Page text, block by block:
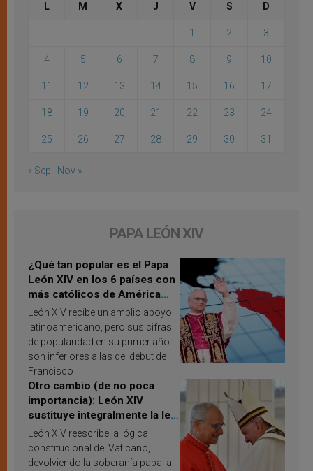
L M X J V S D
1 2 3
4 5 6 7 8 9 10
11 12 13 14 15 16 17
18 19 20 21 22 23 24
25 26 27 28 29 30 31
« Sep Nov »
PAPA LEÓN XIV
¿Qué tan popular es el Papa
León XIV en los 6 países con
más católicos de América
Latina en 2026? Publican
resultados de investigación
León XIV recibe un amplio apoyo
latinoamericano, pero sus cifras
de popularidad en su primer año
son inferiores a las del debut de
Francisco
Otro cambio (de no poca
importancia): León XIV
sustituye integralmente la ley
vaticana de Papa Francisco
León XIV reescribe la lógica
constitucional del Vaticano,
devolviendo la soberanía papal a